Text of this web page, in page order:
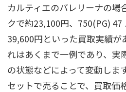
カルティエのバレリーナの場
クで約23,100円、750(PG) 47
39,600円といった買取実績が
れはあくまで一例であり、実
の状態などによって変動しま
セットで売ることで、買取価